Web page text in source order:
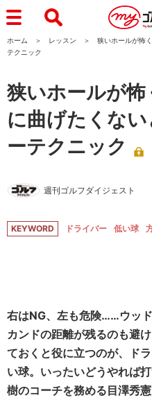
ホーム レッスン
狭いホールが怖
テクニック
狭いホールが
に曲げたくな
ーテクニック
週刊ゴルフダイジェスト
KEYWORD ドライバー 低い球
右はNG、左も危険……ウッ
カンドの距離が残るのも避
ておくと役に立つのが、ド
い球。いったいどうやれば
樹のコーチを務める目澤秀